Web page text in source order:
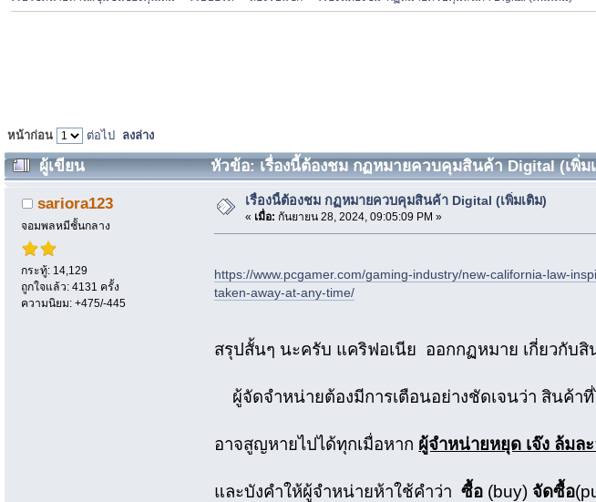
หน้าก่อน ต่อไป ลงล่าง
ผู้เขียน หัวข้อ: เรื่องนี้ต้องชม กฏหมายควบคุมสินค้า Digital (เพิ่ม
sariora123
จอมพลหมีชั้นกลาง
กระทู้: 14,129
ถูกใจแล้ว: 4131 ครั้ง
ความนิยม: +475/-445
เรื่องนี้ต้องชม กฏหมายควบคุมสินค้า Digital (เพิ่มเติม)
« เมื่อ: กันยายน 28, 2024, 09:05:09 PM »
https://www.pcgamer.com/gaming-industry/new-california-law-
taken-away-at-any-time/
สรุปสั้นๆ นะครับ แคริฟอเนีย ออกกฏหมาย เกี่ยวกับสิ
ผู้จัดจำหน่ายต้องมีการเตือนอย่างชัดเจนว่า สินค้า
อาจสูญหายไปได้ทุกเมื่อหาก ผู้จำหน่ายหยุด เจ๊ง ล้มล
และบังคำให้ผู้จำหน่ายห้าใช้คำว่าซื้อ (buy) จัดซื้อ